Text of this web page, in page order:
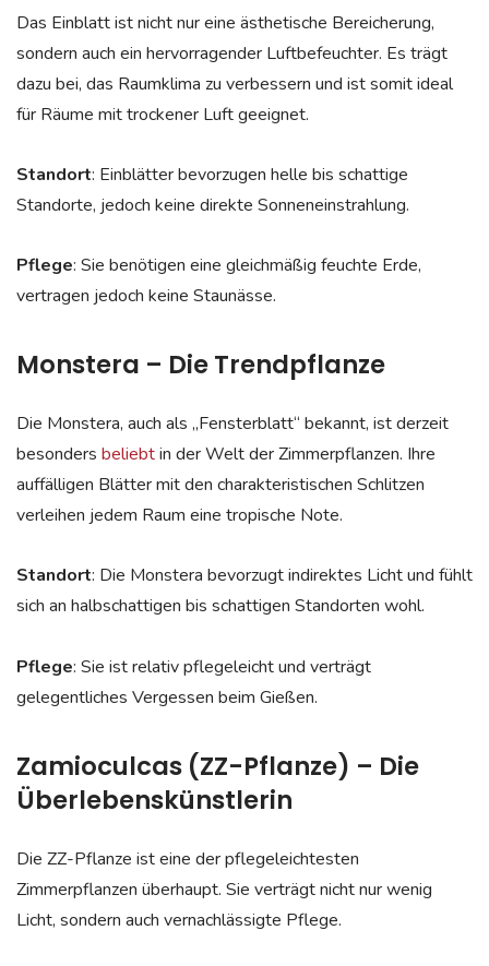
Das Einblatt ist nicht nur eine ästhetische Bereicherung,
sondern auch ein hervorragender Luftbefeuchter. Es trägt
dazu bei, das Raumklima zu verbessern und ist somit ideal
für Räume mit trockener Luft geeignet.
Standort: Einblätter bevorzugen helle bis schattige
Standorte, jedoch keine direkte Sonneneinstrahlung.
Pflege: Sie benötigen eine gleichmäßig feuchte Erde,
vertragen jedoch keine Staunässe.
Monstera – Die Trendpflanze
Die Monstera, auch als „Fensterblatt“ bekannt, ist derzeit
besonders beliebtin der Welt der Zimmerpflanzen. Ihre
auffälligen Blätter mit den charakteristischen Schlitzen
verleihen jedem Raum eine tropische Note.
Standort: Die Monstera bevorzugt indirektes Licht und fühlt
sich an halbschattigen bis schattigen Standorten wohl.
Pflege: Sie ist relativ pflegeleicht und verträgt
gelegentliches Vergessen beim Gießen.
Zamioculcas (ZZ-Pflanze) – Die
Überlebenskünstlerin
Die ZZ-Pflanze ist eine der pflegeleichtesten
Zimmerpflanzen überhaupt. Sie verträgt nicht nur wenig
Licht, sondern auch vernachlässigte Pflege.